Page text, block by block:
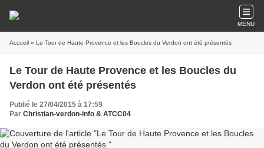
MENU
Accueil » Le Tour de Haute Provence et les Boucles du Verdon ont été présentés
Le Tour de Haute Provence et les Boucles du
Verdon ont été présentés
Publié le 27/04/2015 à 17:59
Par Christian-verdon-info & ATCC04